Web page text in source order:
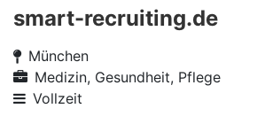
smart-recruiting.de
München
Medizin, Gesundheit, Pflege
Vollzeit